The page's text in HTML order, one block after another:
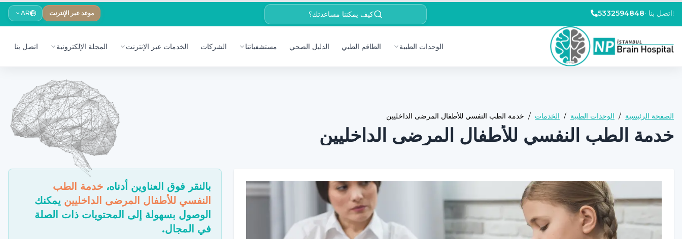
5332594848• اتصل بنا! كيف يمكننا مساعدتك؟ موعد عبر الإنترنت AR
الوحدات الطبية الطاقم الطبي الدليل الصحي مستشفياتنا الشركات الخدمات عبر الإنترنت المجلة الإلكترونية اتصل بنا
الصفحة الرئيسية / الوحدات الطبية / الخدمات / خدمة الطب النفسي للأطفال المرضى الداخليين
خدمة الطب النفسي للأطفال المرضى الداخليين
بالنقر فوق العناوين أدناه، خدمة الطب
النفسي للأطفال المرضى الداخليين يمكنك
الوصول بسهولة إلى المحتويات ذات الصلة
في المجال.